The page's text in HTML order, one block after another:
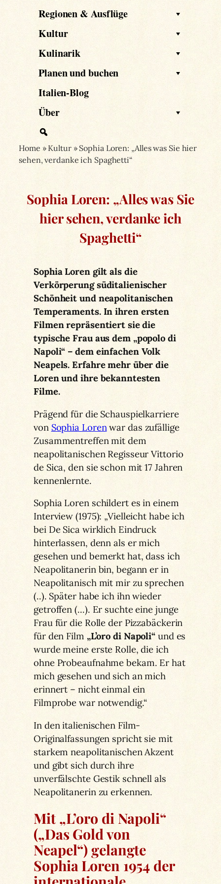
Regionen & Ausflüge
Kultur
Kulinarik
Planen und buchen
Italien-Blog
Über
Home » Kultur» Sophia Loren: „Alles was Sie hier
sehen, verdanke ich Spaghetti“
Sophia Loren: „Alles was Sie
hier sehen, verdanke ich
Spaghetti“
Sophia Loren gilt als die
Verkörperung süditalienischer
Schönheit und neapolitanischen
Temperaments. In ihren ersten
Filmen repräsentiert sie die
typische Frau aus dem „popolo di
Napoli“ – dem einfachen Volk
Neapels. Erfahre mehr über die
Loren und ihre bekanntesten
Filme.
Prägend für die Schauspielkarriere
von Sophia Loren war das zufällige
Zusammentreffen mit dem
neapolitanischen Regisseur Vittorio
de Sica, den sie schon mit 17 Jahren
kennenlernte.
Sophia Loren schildert es in einem
Interview (1975): „Vielleicht habe ich
bei De Sica wirklich Eindruck
hinterlassen, denn als er mich
gesehen und bemerkt hat, dass ich
Neapolitanerin bin, begann er in
Neapolitanisch mit mir zu sprechen
(..). Später habe ich ihn wieder
getroffen (…). Er suchte eine junge
Frau für die Rolle der Pizzabäckerin
für den Film „L’oro di Napoli“ und es
wurde meine erste Rolle, die ich
ohne Probeaufnahme bekam. Er hat
mich gesehen und sich an mich
erinnert – nicht einmal ein
Filmprobe war notwendig.“
In den italienischen Film-
Originalfassungen spricht sie mit
starkem neapolitanischen Akzent
und gibt sich durch ihre
unverfälschte Gestik schnell als
Neapolitanerin zu erkennen.
Mit „L’oro di Napoli“
(„Das Gold von
Neapel“) gelangte
Sophia Loren 1954 der